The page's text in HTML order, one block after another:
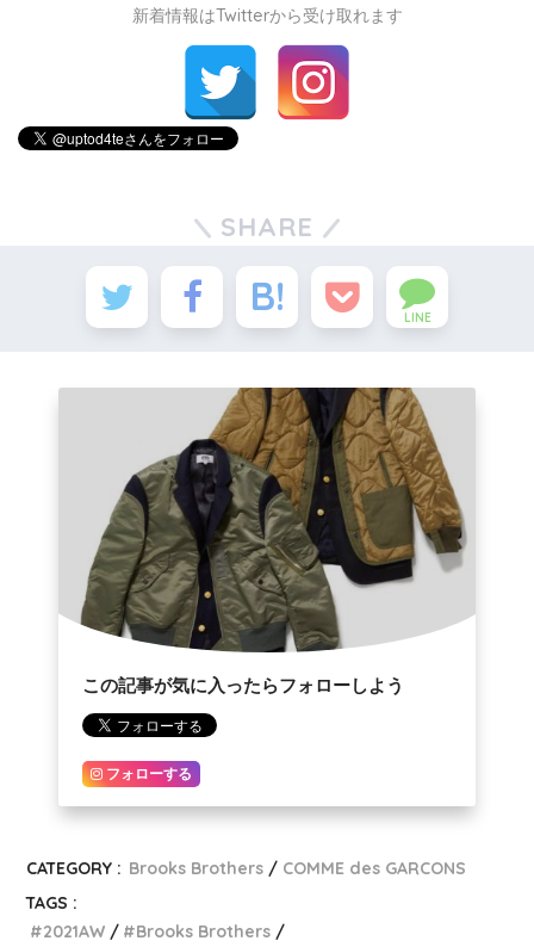
新着情報はTwitterから受け取れます
SHARE
LINE
この記事が気に入ったらフォローしよう
フォローする
CATEGORY : Brooks Brothers
COMME des GARCONS
TAGS :
2021AW
Brooks Brothers